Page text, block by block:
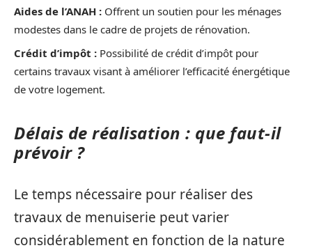
Aides de l’ANAH : Offrent un soutien pour les ménages
modestes dans le cadre de projets de rénovation.
Crédit d’impôt : Possibilité de crédit d’impôt pour
certains travaux visant à améliorer l’efficacité énergétique
de votre logement.
Délais de réalisation : que faut-il
prévoir ?
Le temps nécessaire pour réaliser des
travaux de menuiserie peut varier
considérablement en fonction de la nature